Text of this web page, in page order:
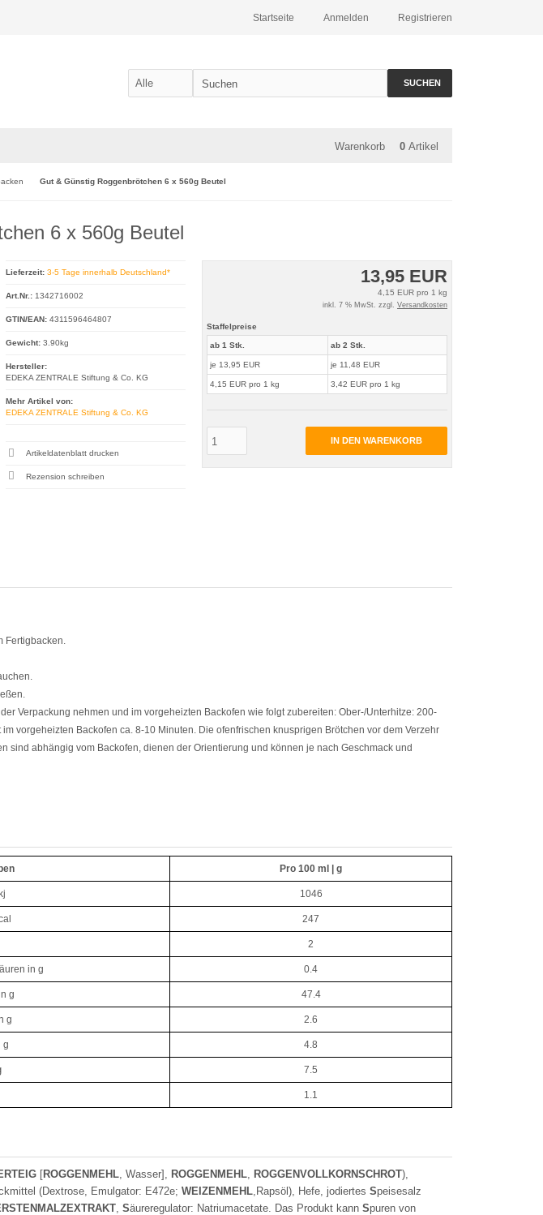
Registrieren
Anmelden
Startseite
SUCHEN
Warenkorb 0 Artikel
Gut & Günstig Roggenbrötchen 6 x 560g Beutel
6 x 560g Beutel
13,95 EUR
4,15 EUR pro 1 kg
inkl. 7 % MwSt. zzgl. Versandkosten
Staffelpreise
ab 1 Stk.
je 13,95 EUR
4,15 EUR pro 1 kg
ab 2 Stk.
je 11,48 EUR
3,42 EUR pro 1 kg
IN DEN WARENKORB
Lieferzeit: 3-5 Tage innerhalb Deutschland*
Art.Nr.: 1342716002
GTIN/EAN: 4311596464807
Gewicht:3.90kg
Hersteller:
EDEKA ZENTRALE Stiftung & Co. KG
Mehr Artikel von:
EDEKA ZENTRALE Stiftung & Co. KG
Artikeldatenblatt drucken
Rezension schreiben
Fertigbacken.
Verpackung nehmen und im vorgeheizten Backofen wie folgt zubereiten: Ober-/Unterhitze: 200-
vorgeheizten Backofen ca. 8-10 Minuten. Die ofenfrischen knusprigen Brötchen vor dem Verzehr
sind abhängig vom Backofen, dienen der Orientierung und können je nach Geschmack und
Pro 100 ml | g
1046
247
2
in g 0.4
g 47.4
g 2.6
g 4.8
7.5
1.1
[ROGGENMEHL, Wasser], ROGGENMEHL, ROGGENVOLLKORNSCHROT),
(Dextrose, Emulgator: E472e; WEIZENMEHL,Rapsöl), Hefe, jodiertes Speisesalz
STENMALZEXTRAKT, Säureregulator: Natriumacetate. Das Produkt kann Spuren von